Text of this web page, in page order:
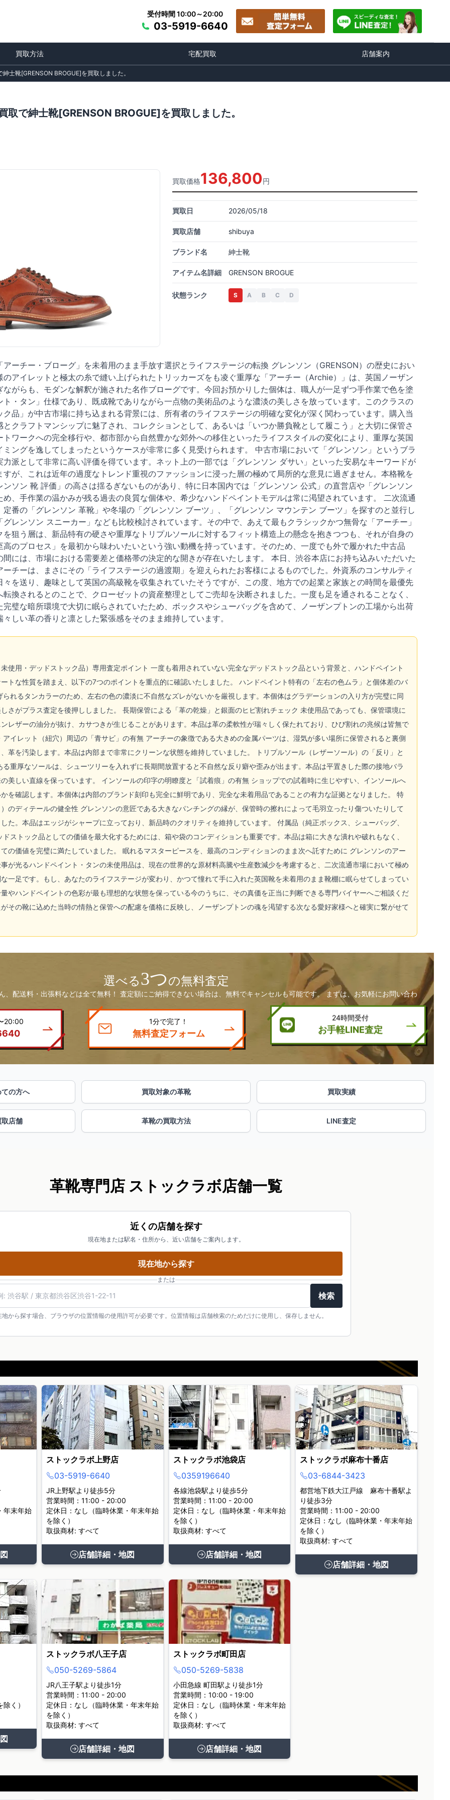
受付時間 10:00～20:00
03-5919-6640
買取方法 宅配買取 店舗案内
士靴[GRENSON BROGUE]を買取しました。
取で紳士靴[GRENSON BROGUE]を買取しました。
買取価格136,800円
買取日 2026/05/18
買取店舗 shibuya
ブランド名 紳士靴
アイテム名詳細 GRENSON BROGUE
状態ランク S A B C D
ーチー・ブローグ」を未着用のまま手放す選択とライフステージの転換 グレンソン（GRENSON）の歴史におい
アイレットと極太の糸で縫い上げられたトリッカーズをも凌ぐ重厚な「アーチー（Archie）」は、英国ノーザン
がらも、モダンな解釈が施された名作ブローグです。今回お預かりした個体は、職人が一足ずつ手作業で色を塗
・タン」仕様であり、既成靴でありながら一点物の美術品のような濃淡の美しさを放っています。このクラスの
品」が中古市場に持ち込まれる背景には、所有者のライフステージの明確な変化が深く関わっています。購入当
クラフトマンシップに魅了され、コレクションとして、あるいは「いつか勝負靴として履こう」と大切に保管さ
ワークへの完全移行や、都市部から自然豊かな郊外への移住といったライフスタイルの変化により、重厚な英国
ングを逸してしまったというケースが非常に多く見受けられます。 中古市場において「グレンソン」というブラ
派として非常に高い評価を得ています。ネット上の一部では「グレンソン ダサい」といった安易なキーワードが
が、これは近年の過度なトレンド重視のファッションに浸った層の極めて局所的な意見に過ぎません。本格靴を
ソン 靴 評価」の高さは揺るぎないものがあり、特に日本国内では「グレンソン 公式」の直営店や「グレンソン
、手作業の温かみが残る過去の良質な個体や、希少なハンドペイントモデルは常に渇望されています。 二次流通
番の「グレンソン 革靴」や冬場の「グレンソン ブーツ」、「グレンソン マウンテン ブーツ」を探すのと並行し
レンソン スニーカー」なども比較検討されています。その中で、あえて最もクラシックかつ無骨な「アーチー」
狙う層は、新品特有の硬さや重厚なトリプルソールに対するフィット構造上の懸念を抱きつつも、それが自身の
のプロセス」を最初から味わいたいという強い動機を持っています。そのため、一度でも外で履かれた中古品
には、市場における需要差と価格帯の決定的な開きが存在いたします。 本日、渋谷本店にお持ち込みいただいた
チーは、まさにその「ライフステージの過渡期」を迎えられたお客様によるものでした。外資系のコンサルティ
を送り、趣味として英国の高級靴を収集されていたそうですが、この度、地方での起業と家族との時間を最優先
換されるとのことで、クローゼットの資産整理としてご売却を決断されました。一度も足を通されることなく、
璧な暗所環境で大切に眠らされていたため、ボックスやシューバッグを含めて、ノーザンプトンの工場から出荷
しい革の香りと凛とした緊張感をそのまま維持しています。
使用・デッドストック品）専用査定ポイント 一度も着用されていない完全なデッドストック品という背景と、ハンドペイント
トな性質を踏まえ、以下の7つのポイントを重点的に確認いたしました。 ハンドペイント特有の「左右の色ムラ」と個体差のバ
れるタンカラーのため、左右の色の濃淡に不自然なズレがないかを厳視します。本個体はグラデーションの入り方が完璧に同
さがプラス査定を後押ししました。 長期保管による「革の乾燥」と銀面のヒビ割れチェック 未使用品であっても、保管環境に
レザーの油分が抜け、カサつきが生じることがあります。本品は革の柔軟性が瑞々しく保たれており、ひび割れの兆候は皆無で
イレット（紐穴）周辺の「青サビ」の有無 アーチーの象徴である大きめの金属パーツは、湿気が多い場所に保管されると裏側
革を汚染します。本品は内部まで非常にクリーンな状態を維持していました。 トリプルソール（レザーソール）の「反り」と
重厚なソールは、シューツリーを入れずに長期間放置すると不自然な反り癖や歪みが出ます。本品は平置きした際の接地バラ
美しい直線を保っています。 インソールの印字の明瞭度と「試着痕」の有無 ショップでの試着時に生じやすい、インソールへ
を確認します。本個体は内部のブランド刻印も完全に鮮明であり、完全な未着用品であることの有力な証拠となりました。 特
のディテールの健全性 グレンソンの意匠である大きなパンチングの縁が、保管時の擦れによって毛羽立ったり傷ついたりして
た。本品はエッジがシャープに立っており、新品時のクオリティを維持しています。 付属品（純正ボックス、シューバッグ、
ストック品としての価値を最大化するためには、箱や袋のコンディションも重要です。本品は箱に大きな潰れや破れもなく、
の価値を完璧に満たしていました。 眠れるマスターピースを、最高のコンディションのまま次へ託すために グレンソンのアー
が光るハンドペイント・タンの未使用品は、現在の世界的な原材料高騰や生産数減少を考慮すると、二次流通市場において極め
一足です。もし、あなたのライフステージが変わり、かつて憧れて手に入れた英国靴を未着用のまま靴棚に眠らせてしまってい
やハンドペイントの色彩が最も理想的な状態を保っている今のうちに、その真価を正当に判断できる専門バイヤーへご相談くだ
その靴に込めた当時の情熱と保管への配慮を価格に反映し、ノーザンプトンの魂を渇望する次なる愛好家様へと確実に繋がせて
選べる3つの無料査定
、配送料・出張料などは全て無料！ 査定額にご納得できない場合は、無料でキャンセルも可能です。 まずは、お気軽にお問い合わ
20:00 1分で完了！
無料査定フォーム
24時間受付
お手軽LINE査定
の方へ 買取対象の革靴 買取実績
店舗 革靴の買取方法 LINE査定
革靴専門店 ストックラボ店舗一覧
近くの店舗を探す
現在地または駅名・住所から、近い店舗をご案内します。
現在地から探す
または
検索
地から探す場合、ブラウザの位置情報の使用許可が必要です。位置情報は店舗検索のためだけに使用し、保存しません。
年末年始
ストックラボ上野店
03-5919-6640
JR上野駅より徒歩5分
営業時間：11:00 - 20:00
定休日：なし（臨時休業・年末年始
を除く）
取扱商材: すべて
店舗詳細・地図
ストックラボ池袋店
0359196640
各線池袋駅より徒歩5分
営業時間：11:00 - 20:00
定休日：なし（臨時休業・年末年始
を除く）
取扱商材: すべて
店舗詳細・地図
ストックラボ麻布十番店
03-6844-3423
都営地下鉄大江戸線 麻布十番駅よ
り徒歩3分
営業時間：11:00 - 20:00
定休日：なし（臨時休業・年末年始
を除く）
取扱商材: すべて
店舗詳細・地図
く）
ストックラボ八王子店
050-5269-5864
JR八王子駅より徒歩1分
営業時間：11:00 - 20:00
定休日：なし（臨時休業・年末年始
を除く）
取扱商材: すべて
店舗詳細・地図
ストックラボ町田店
050-5269-5838
小田急線 町田駅より徒歩1分
営業時間：10:00 - 19:00
定休日：なし（臨時休業・年末年始
を除く）
取扱商材: すべて
店舗詳細・地図